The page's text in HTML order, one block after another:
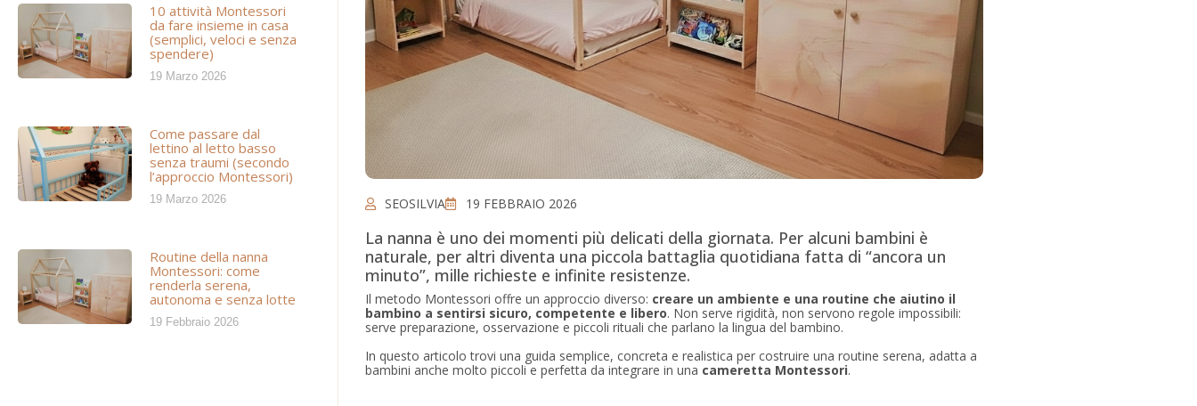
10 attività Montessori
da fare insieme in casa
(semplici, veloci e senza
spendere)
19 Marzo 2026
Come passare dal
lettino al letto basso
senza traumi (secondo
l’approccio Montessori)
19 Marzo 2026
Routine della nanna
Montessori: come
renderla serena,
autonoma e senza lotte
19 Febbraio 2026
SEOSILVIA 19 FEBBRAIO 2026
La nanna è uno dei momenti più delicati della giornata. Per alcuni bambini è
naturale, per altri diventa una piccola battaglia quotidiana fatta di “ancora un
minuto”, mille richieste e infinite resistenze.
Il metodo Montessori offre un approccio diverso: creare un ambiente e una routine che aiutino il
bambino a sentirsi sicuro, competente e libero. Non serve rigidità, non servono regole impossibili:
serve preparazione, osservazione e piccoli rituali che parlano la lingua del bambino.
In questo articolo trovi una guida semplice, concreta e realistica per costruire una routine serena, adatta a
bambini anche molto piccoli e perfetta da integrare in una cameretta Montessori.